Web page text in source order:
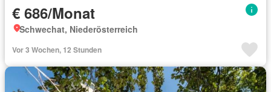
€ 686/Monat
Schwechat, Niederösterreich
Vor 3 Wochen, 12 Stunden